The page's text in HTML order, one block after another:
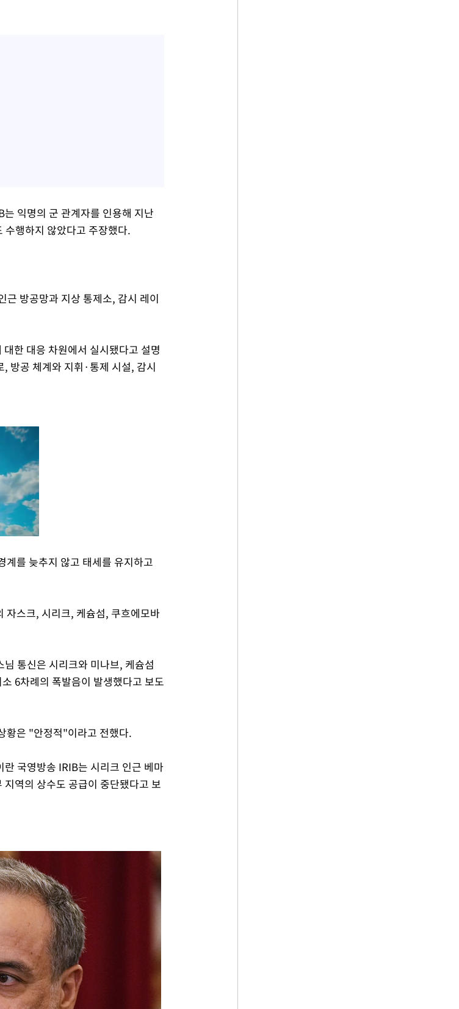
익명의 군 관계자를 인용해 지난
수행하지 않았다고 주장했다.
근 방공망과 지상 통제소, 감시 레이
한 대응 차원에서 실시됐다고 설명
방공 체계와 지휘·통제 시설, 감시
를 늦추지 않고 태세를 유지하고
자스크, 시리크, 케슘섬, 쿠흐에모바
통신은 시리크와 미나브, 케슘섬
6차례의 폭발음이 발생했다고 보도
황은 "안정적"이라고 전했다.
국영방송 IRIB는 시리크 인근 베마
역의 상수도 공급이 중단됐다고 보